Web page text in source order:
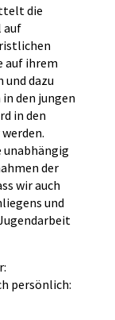
die
auf
auf ihrem
und dazu
den jungen
in den
unabhängig
der
wir auch
und
persönlich: